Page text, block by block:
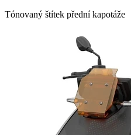
Tónovaný štítek přední kapotáže